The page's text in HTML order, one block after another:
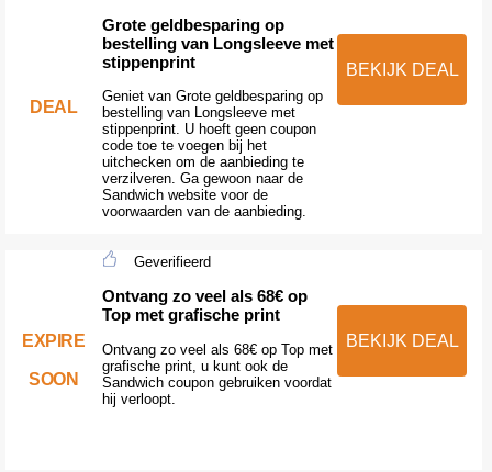
DEAL
Grote geldbesparing op
bestelling van Longsleeve met
stippenprint
Geniet van Grote geldbesparing op
bestelling van Longsleeve met
stippenprint. U hoeft geen coupon
code toe te voegen bij het
uitchecken om de aanbieding te
verzilveren. Ga gewoon naar de
Sandwich website voor de
voorwaarden van de aanbieding.
BEKIJK DEAL
EXPIRE
SOON
Geverifieerd
Ontvang zo veel als 68€ op
Top met grafische print
Ontvang zo veel als 68€ op Top met
grafische print, u kunt ook de
Sandwich coupon gebruiken voordat
hij verloopt.
BEKIJK DEAL